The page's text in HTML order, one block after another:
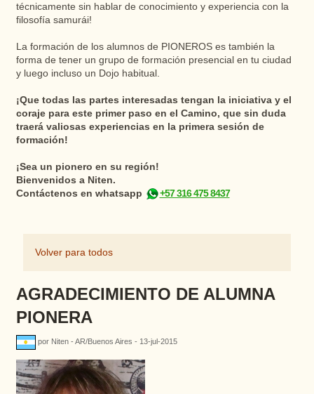
técnicamente sin hablar de conocimiento y experiencia con la
filosofía samurái!
La formación de los alumnos de PIONEROS es también la
forma de tener un grupo de formación presencial en tu ciudad
y luego incluso un Dojo habitual.
¡Que todas las partes interesadas tengan la iniciativa y el
coraje para este primer paso en el Camino, que sin duda
traerá valiosas experiencias en la primera sesión de
formación!
¡Sea un pionero en su región!
Bienvenidos a Niten.
Contáctenos en whatsapp
+57 316 475 8437
Volver para todos
AGRADECIMIENTO DE ALUMNA
PIONERA
por Niten - AR/Buenos Aires - 13-jul-2015